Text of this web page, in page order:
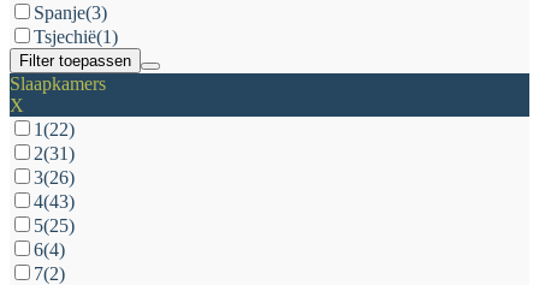
Spanje(3)
Tsjechië(1)
Filter toepassen
Slaapkamers
X
1(22)
2(31)
3(26)
4(43)
5(25)
6(4)
7(2)